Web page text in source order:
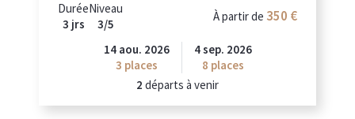
Durée
3 jrs
Niveau
3/5
À partir de 350 €
14 aou. 2026
3 places
4 sep. 2026
8 places
2 départs à venir